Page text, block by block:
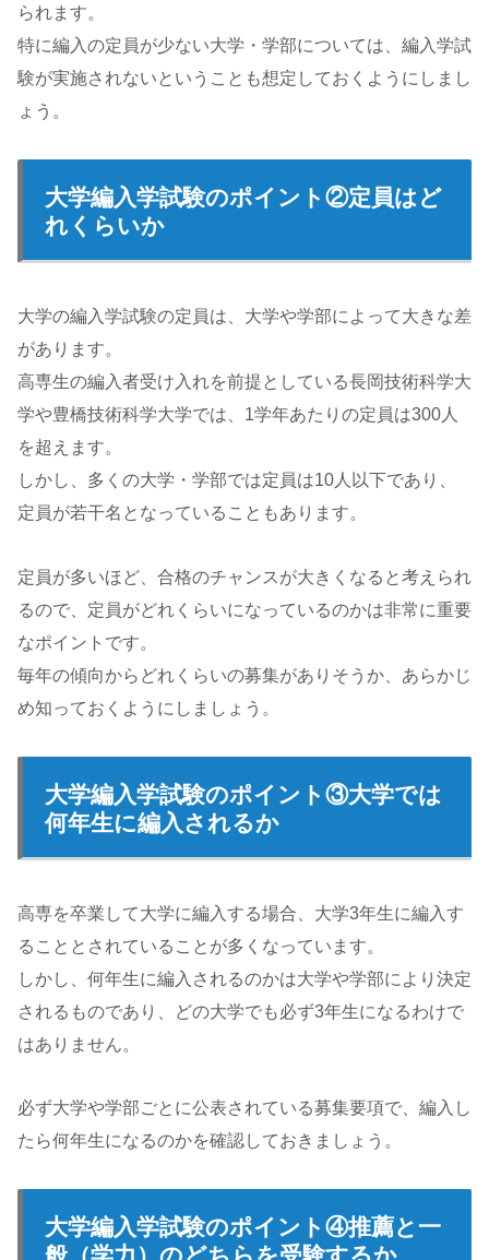
られます。
特に編入の定員が少ない大学・学部については、編入学試
験が実施されないということも想定しておくようにしまし
ょう。
大学編入学試験のポイント②定員はど
れくらいか
大学の編入学試験の定員は、大学や学部によって大きな差
があります。
高専生の編入者受け入れを前提としている長岡技術科学大
学や豊橋技術科学大学では、1学年あたりの定員は300人
を超えます。
しかし、多くの大学・学部では定員は10人以下であり、
定員が若干名となっていることもあります。
定員が多いほど、合格のチャンスが大きくなると考えられ
るので、定員がどれくらいになっているのかは非常に重要
なポイントです。
毎年の傾向からどれくらいの募集がありそうか、あらかじ
め知っておくようにしましょう。
大学編入学試験のポイント③大学では
何年生に編入されるか
高専を卒業して大学に編入する場合、大学3年生に編入す
ることとされていることが多くなっています。
しかし、何年生に編入されるのかは大学や学部により決定
されるものであり、どの大学でも必ず3年生になるわけで
はありません。
必ず大学や学部ごとに公表されている募集要項で、編入し
たら何年生になるのかを確認しておきましょう。
大学編入学試験のポイント④推薦と一